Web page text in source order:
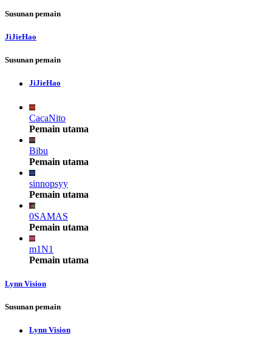
Susunan pemain
JiJieHao
Susunan pemain
JiJieHao
CacaNito
Pemain utama
Bibu
Pemain utama
sinnopsyy
Pemain utama
0SAMAS
Pemain utama
m1N1
Pemain utama
Lynn Vision
Susunan pemain
Lynn Vision